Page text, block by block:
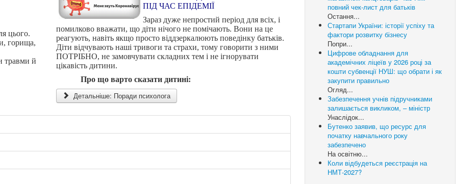
цього.
горища,
травми й
ПІД ЧАС ЕПІДЕМІЇ
Зараз дуже непростий період для всіх, і
помилково вважати, що діти нічого не помічають. Вони на це
реагують, навіть якщо просто віддзеркалюють поведінку батьків.
Діти відчувають наші тривоги та страхи, тому говорити з ними
ПОТРІБНО, не замовчувати складних тем і не ігнорувати
цікавість дитини.
Про що варто сказати дитині:
Детальніше: Поради психолога
повний чек-лист для батьків
Остання...
Стартапи України: історії успіху та
фактори розвитку бізнесу
Попри...
Цифрове обладнання для
академічних ліцеїв у 2026 році за
кошти субвенції НУШ: що обрати і як
закупити правильно
Огляд...
Забезпечення учнів підручниками
залишається викликом, – міністр
Унаслідок...
Бутенко заявив, що ресурс для
початку навчального року
забезпечено
На освітню...
Коли відбудеться реєстрація на
НМТ-2027?